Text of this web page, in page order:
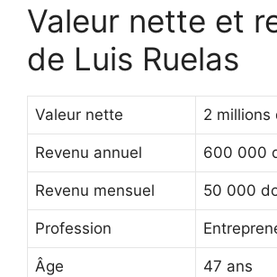
Valeur nette et
de Luis Ruelas
Valeur nette 2 millions
Revenu annuel 600 000
Revenu mensuel 50 000
Profession
Âge 47 ans